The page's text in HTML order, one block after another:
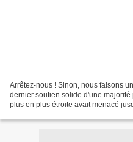
Arrêtez-nous ! Sinon, nous faisons
dernier soutien solide d'une
plus en plus étroite avait menacé